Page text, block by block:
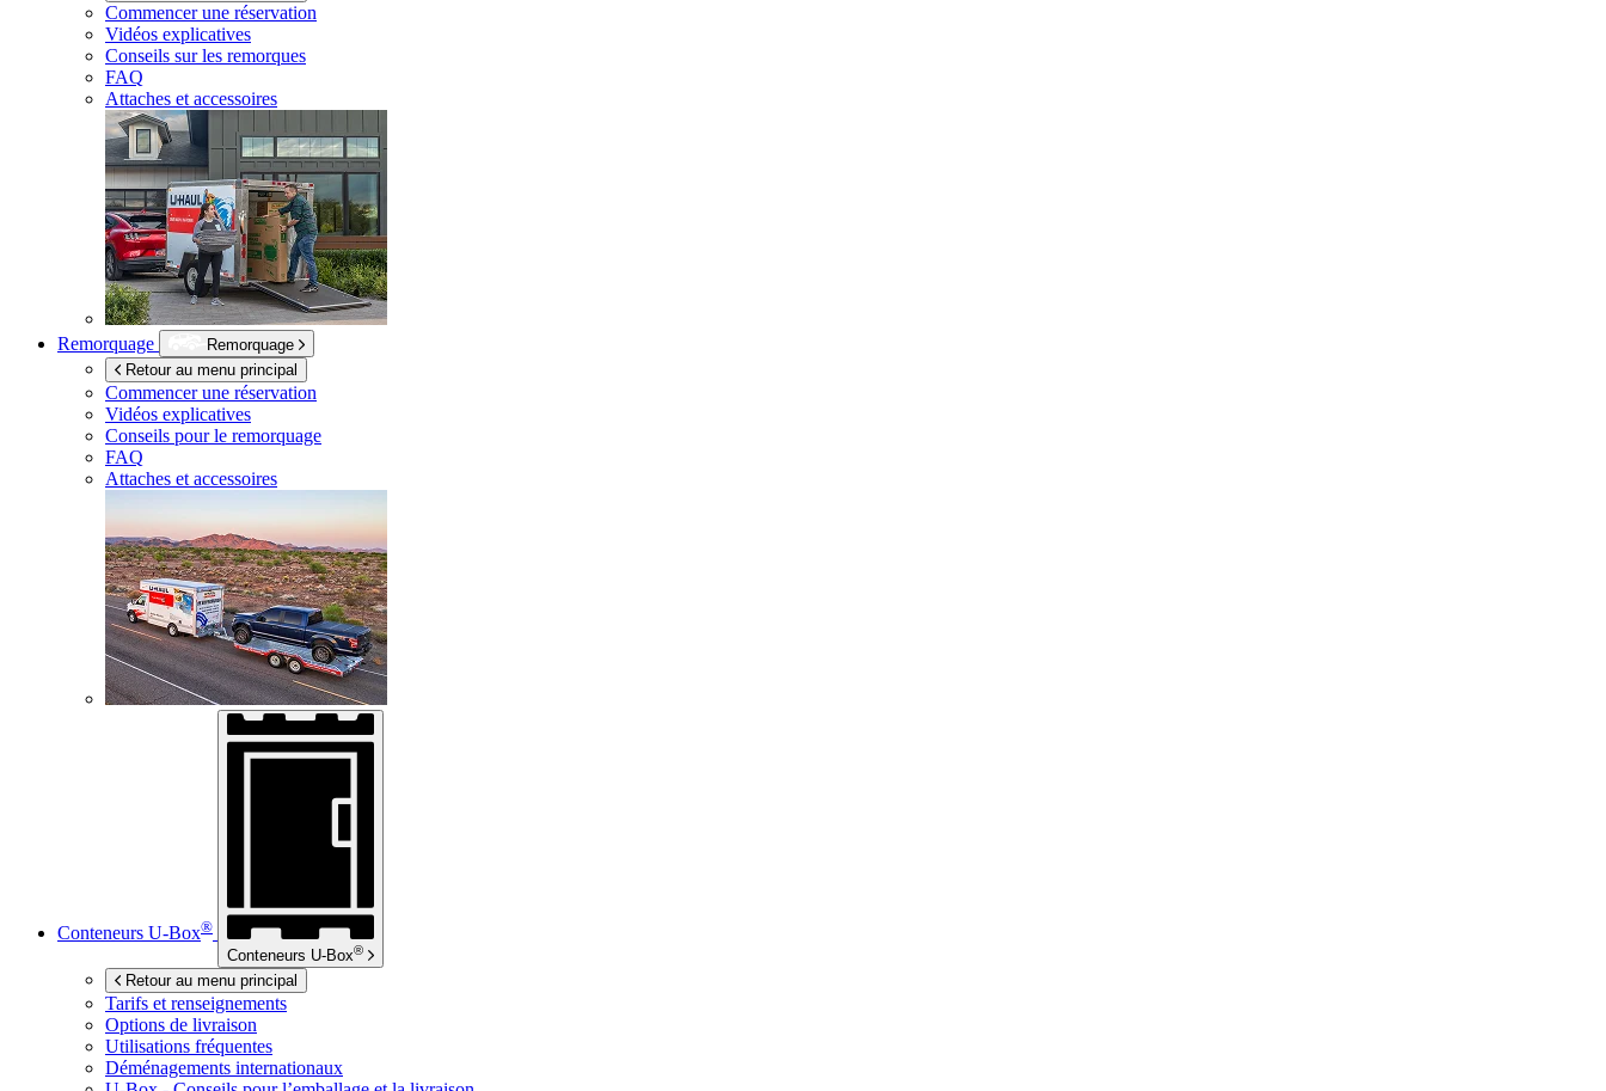
Commencer une réservation
Vidéos explicatives
Conseils sur les remorques
FAQ
Attaches et accessoires
Remorquage
Remorquage
Retour au menu principal
Commencer une réservation
Vidéos explicatives
Conseils pour le remorquage
FAQ
Attaches et accessoires
Conteneurs U-Box®
Conteneurs U-Box®
Retour au menu principal
Tarifs et renseignements
Options de livraison
Utilisations fréquentes
Déménagements internationaux